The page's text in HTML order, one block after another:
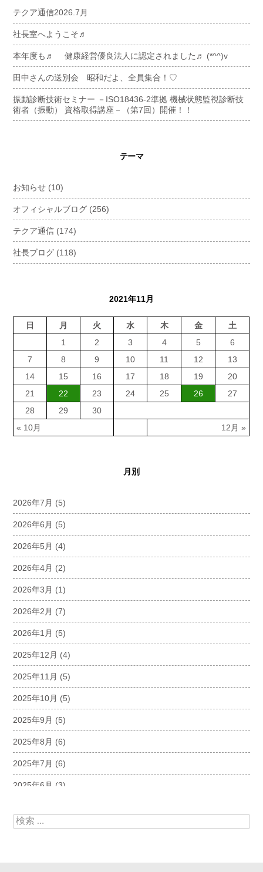
テクア通信2026.7月
社長室へようこそ♬
本年度も♬ 健康経営優良法人に認定されました♬ (*^^)v
田中さんの送別会 昭和だよ、全員集合！♡
振動診断技術セミナー －ISO18436-2準拠 機械状態監視診断技
術者（振動） 資格取得講座－（第7回）開催！！
テーマ
お知らせ (10)
オフィシャルブログ (256)
テクア通信 (174)
社長ブログ (118)
2021年11月
日 月 火 水 木 金 土
« 10月 12月 »
1 2 3 4 5
6
7
8 9 10 11 12
13
14
15 16 17 18 19
20
21
22 23 24 25 26
27
28
29 30
月別
2026年7月 (5)
2026年6月 (5)
2026年5月 (4)
2026年4月 (2)
2026年3月 (1)
2026年2月 (7)
2026年1月 (5)
2025年12月 (4)
2025年11月 (5)
2025年10月 (5)
2025年9月 (5)
2025年8月 (6)
2025年7月 (6)
2025年6月 (3)
2025年4月(5)
検索: